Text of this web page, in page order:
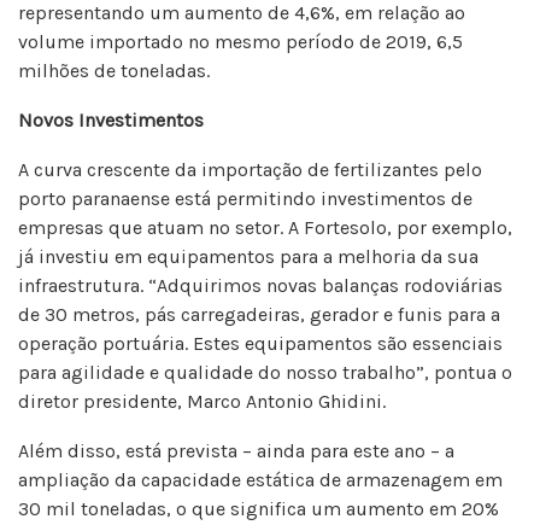
representando um aumento de 4,6%, em relação ao
volume importado no mesmo período de 2019, 6,5
milhões de toneladas.
Novos Investimentos
A curva crescente da importação de fertilizantes pelo
porto paranaense está permitindo investimentos de
empresas que atuam no setor. A Fortesolo, por exemplo,
já investiu em equipamentos para a melhoria da sua
infraestrutura. “Adquirimos novas balanças rodoviárias
de 30 metros, pás carregadeiras, gerador e funis para a
operação portuária. Estes equipamentos são essenciais
para agilidade e qualidade do nosso trabalho”, pontua o
diretor presidente, Marco Antonio Ghidini.
Além disso, está prevista – ainda para este ano – a
ampliação da capacidade estática de armazenagem em
30 mil toneladas, o que significa um aumento em 20%